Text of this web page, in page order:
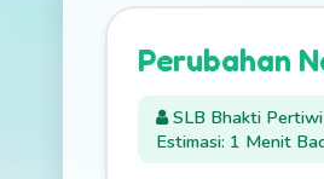
Perubahan
SLB Bhakti Pertiwi
Estimasi: 1 Menit